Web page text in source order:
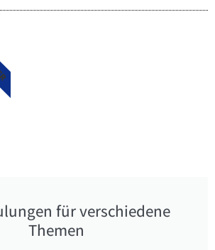
für verschiedene
Themen